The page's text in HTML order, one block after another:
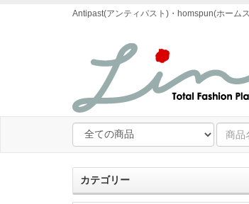
Antipast(アンティパスト)・homspun(ホーム
カテゴリー